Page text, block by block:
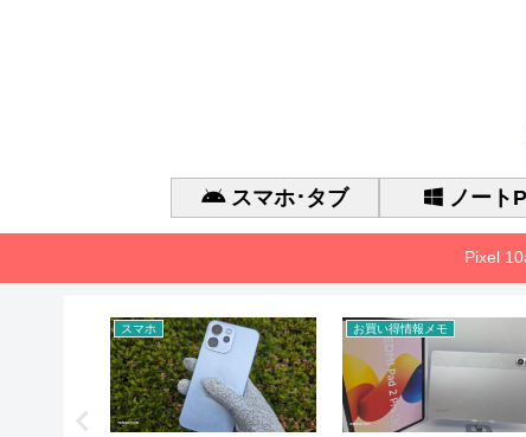
スマホ･タブ ノート
Pixel
スマホ お買い得情報メモ